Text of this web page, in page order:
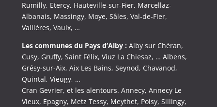
Rumilly, Etercy, Hauteville-sur-Fier, Marcellaz-
Albanais, Massingy, Moye, Sâles, Val-de-Fier,
Vallières, Vaulx, …
Les communes du Pays d’Alby : Alby sur Chéran,
Cusy, Gruffy, Saint Félix, Viuz La Chiesaz, … Albens,
Grésy-sur-Aix, Aix Les Bains, Seynod, Chavanod,
Quintal, Vieugy, …
Cran Gevrier, et les alentours. Annecy, Annecy Le
Vieux, Epagny, Metz Tessy, Meythet, Poisy, Sillingy,